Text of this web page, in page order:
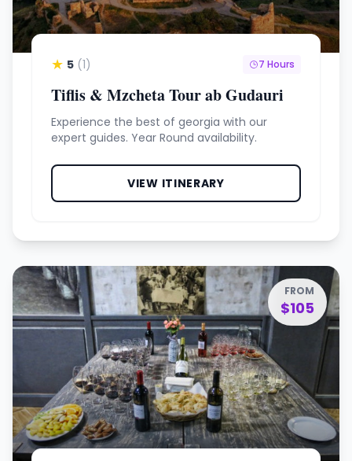
★ 5 (1) 7 Hours
Tiflis & Mzcheta Tour ab Gudauri
Experience the best of georgia with our
expert guides. Year Round availability.
VIEW ITINERARY
FROM
$105